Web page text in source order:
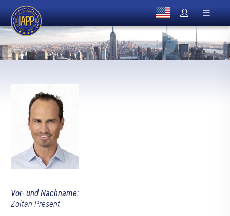
Vor- und Nachname:
Zoltan Present